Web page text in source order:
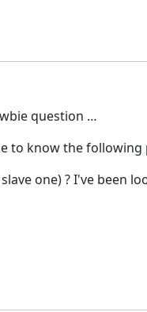
question …
to know the following
one) ? I've been